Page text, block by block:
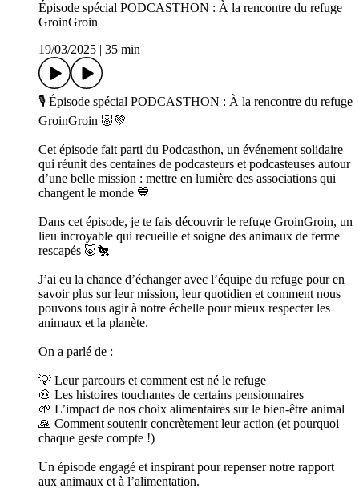
Épisode spécial PODCASTHON : À la rencontre du refuge
GroinGroin
19/03/2025
35 min
🎙 Épisode spécial PODCASTHON : À la rencontre du refuge
GroinGroin 🐷💚
Cet épisode fait parti du Podcasthon, un événement solidaire
qui réunit des centaines de podcasteurs et podcasteuses autour
d’une belle mission : mettre en lumière des associations qui
changent le monde 💙
Dans cet épisode, je te fais découvrir le refuge GroinGroin, un
lieu incroyable qui recueille et soigne des animaux de ferme
rescapés 🐷🐔
J’ai eu la chance d’échanger avec l’équipe du refuge pour en
savoir plus sur leur mission, leur quotidien et comment nous
pouvons tous agir à notre échelle pour mieux respecter les
animaux et la planète.
On a parlé de :
💡 Leur parcours et comment est né le refuge
🐽 Les histoires touchantes de certains pensionnaires
🌱 L’impact de nos choix alimentaires sur le bien-être animal
🙏 Comment soutenir concrètement leur action (et pourquoi
chaque geste compte !)
Un épisode engagé et inspirant pour repenser notre rapport
aux animaux et à l’alimentation.